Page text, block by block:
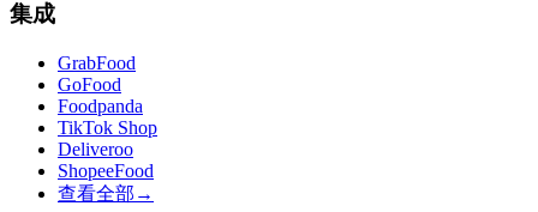
集成
GrabFood
GoFood
Foodpanda
TikTok Shop
Deliveroo
ShopeeFood
查看全部 →